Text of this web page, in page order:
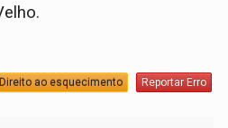
Direito ao esquecimento Reportar Erro